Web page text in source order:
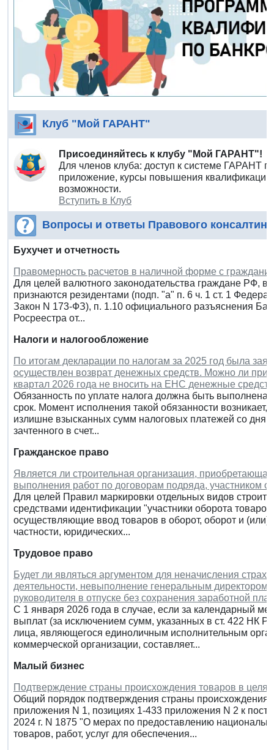
Клуб "Мой ГАРАНТ"
Присоединяйтесь к клубу "Мой ГАРАНТ"!
Для членов клуба: доступ к системе ГАРАНТ
приложение, курсы повышения квалификации
возможности.
Вступить в Клуб
Вопросы и ответы Правового
Бухучет и отчетность
Правомерность расчетов в наличной форме с
Для целей валютного законодательства граждане РФ,
признаются резидентами (подп. "а" п. 6 ч. 1 ст. 1
Закон N 173-ФЗ), п. 1.10 официального разъяснения
Росреестра от...
Налоги и налогообложение
По итогам декларации по налогам за 2025 год была
осуществлен возврат денежных средств. Можно ли при
квартал 2026 года не вносить на ЕНС денежные
Обязанность по уплате налога должна быть выполнена
срок. Момент исполнения такой обязанности
излишне взысканных сумм налоговых платежей со дня,
зачтенного в счет...
Гражданское право
Является ли строительная организация,
выполнения работ по договорам подряда, участником
Для целей Правил маркировки отдельных видов
средствами идентификации "участники оборота
осуществляющие ввод товаров в оборот, оборот и
частности, юридических...
Трудовое право
Будет ли являться аргументом для неначисления
деятельности, невыполнение генеральным
руководителя в отпуске без сохранения заработной
С 1 января 2026 года в случае, если за календарный
выплат (за исключением сумм, указанных в ст. 422 НК
лица, являющегося единоличным исполнительным
коммерческой организации, составляет...
Малый бизнес
Подтверждение страны происхождения товаров в
Общий порядок подтверждения страны происхождения
приложения N 1, позициях 1-433 приложения N 2 к
2024 г. N 1875 "О мерах по предоставлению
товаров, работ, услуг для обеспечения...